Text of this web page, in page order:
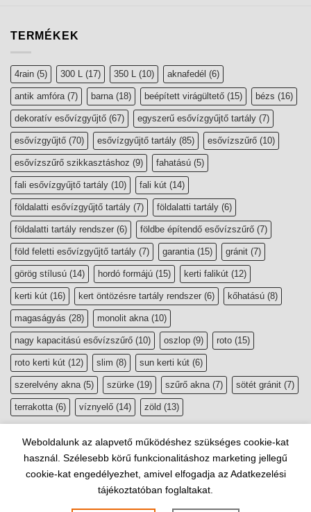
TERMÉKEK
4rain (5) 300 L (17) 350 L (10) aknafedél (6)
antik amfóra(7) barna(18) beépített virágültető (15) bézs (16)
dekoratív esővízgyűjtő (67) egyszerű esővízgyűjtő tartály (7)
esővízgyűjtő (70) esővízgyűjtő tartály (85) esővízszűrő (10)
esővízszűrő szikkasztáshoz (9) fahatású (5)
fali esővízgyűjtő tartály (10) fali kút (14)
földalatti esővízgyűjtő tartály (7) földalatti tartály (6)
földalatti tartály rendszer (6) földbe építendő esővízszűrő (7)
föld feletti esővízgyűjtő tartály (7) garantia(15) gránit (7)
görög stílusú (14) hordó formájú (15) kerti falikút (12)
kerti kút (16) kert öntözésre tartály rendszer (6) kőhatású (8)
magaságyás (28) monolit akna(10)
nagy kapacitású esővízszűrő (10) oszlop (9) roto (15)
roto kerti kút (12) slim (8) sun kerti kút (6)
szerelvény akna(5) szürke (19) szűrő akna(7) sötét gránit (7)
terrakotta(6) víznyelő (14) zöld (13)
Copyright 2026 ©esővízgyűjtő, szikkasztó webáruház
Weboldalunk az alapvető működéshez szükséges cookie-kat
használ. Szélesebb körű funkcionalitáshoz marketing jellegű
cookie-kat engedélyezhet, amivel elfogadja az Adatkezelési
tájékoztatóban foglaltakat.